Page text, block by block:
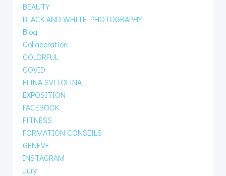
BEAUTY
BLACK AND WHITE PHOTOGRAPHY
Blog
Collaboration
COLORFUL
COVID
ELINA SVITOLINA
EXPOSITION
FACEBOOK
FITNESS
FORMATION CONSEILS
GENEVE
INSTAGRAM
Jury